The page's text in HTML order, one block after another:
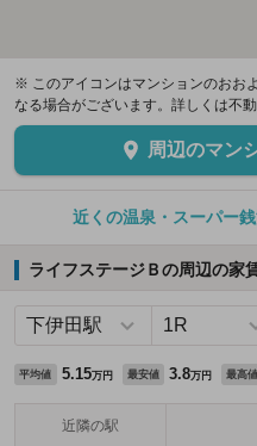
※ このアイコンはマンションのおお
なる場合がございます。詳しくは不
周辺のマン
近くの温泉・スーパー
ライフステージＢの周辺の家
平均値 5.15万円 最安値 3.8万円 最高値
近隣の駅